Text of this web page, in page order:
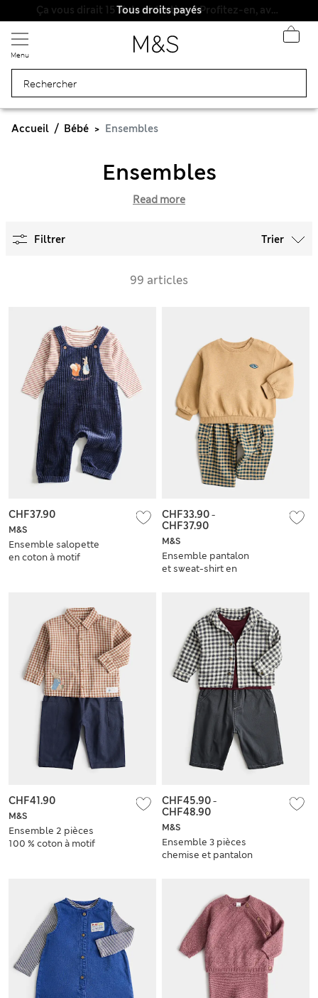
Tous droits payés
Menu
Accueil Bébé Ensembles
Ensembles
Read more
Filtrer Trier
99 articles
M&S
Ensemble salopette
en coton à motif
CHF37.90
M&S
Ensemble pantalon
et sweat-shirt en
CHF33.90-
CHF37.90
M&S
Ensemble 2 pièces
100 % coton à motif
CHF41.90
M&S
Ensemble 3 pièces
chemise et pantalon
CHF45.90-
CHF48.90